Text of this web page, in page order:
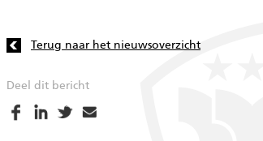
Terug naar het nieuwsoverzicht
Deel dit bericht